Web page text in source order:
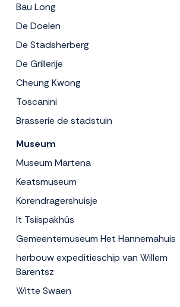
Bau Long
De Doelen
De Stadsherberg
De Grillerije
Cheung Kwong
Toscanini
Brasserie de stadstuin
Museum
Museum Martena
Keatsmuseum
Korendragershuisje
It Tsiispakhús
Gemeentemuseum Het Hannemahuis
herbouw expeditieschip van Willem
Barentsz
Witte Swaen